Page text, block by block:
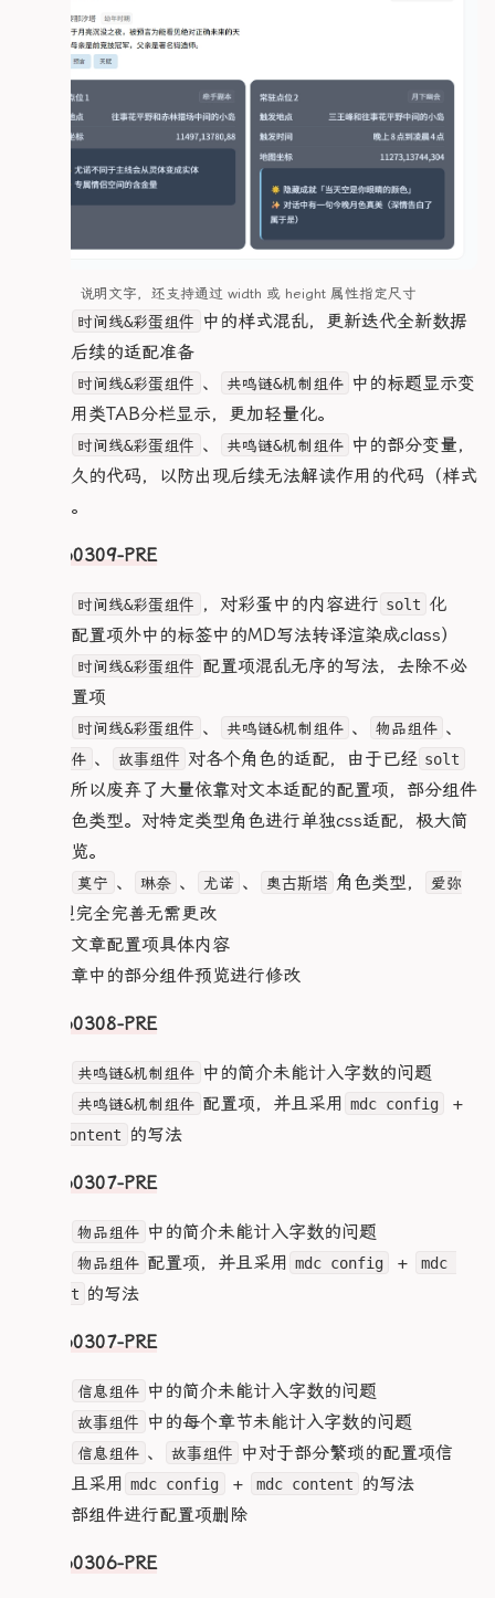
  .info-grid {
grid-template-columns: repeat(3, 1fr)
    gap: 0.2rem;
    font-size: 0.8rem;
  }
  .info-item {
    gap: 0.1rem;
    .info-label,
      font-size: 0.75rem;
  }
  .status-card {
    padding: 8px;
    border-radius: 5px;
    .status-header {
      gap: 6px;
      margin-bottom: 4px;
    }
      font-size: 0.8rem;
      line-height: 1.4;
  }
}
        .cardImage {
          max-width: 150px;
          height: auto;
        }
        .cardTitle {
          font-size: 20px;
        }
        .cardSubInfo {
          font-size: 15px;
      }
      .cardRight {
        width: 100%;
        .cardDesc, .cardYouLai {
        }
        }
        .cardSkills {
            padding: 8px;
              font-size: 14px;
            }
            .skillDesc {
              font-size: 12px;
            }
          }
        }
    }
  }
}
/* 超小屏幕优化 */
  .infoCard {
      .cardLeft .cardImage {
        max-width: 150px;
      }
      .cardRight {
          padding: 6px;
      }
  }
}
      background: #4aa5ff33;
      border: 1px solid #4aa5ff;
      border-radius: 50%;
      display: flex;
      align-items: center;
      justify-content: center;
      font-weight: 700;
      transition: all .3s;
    }
  gap: .5rem;
  .heroEaster {
    border: 1px dashed var(--color-tide-light);
    border-radius: 12px;
    padding: 1rem;
    flex-direction: column;
    display: flex;
    gap: 0.5rem;
    .easterHeader {
      justify-content: space-between;
      flex-direction: column;
      gap: 0.5rem;
    }
    .easterDetailCard.item-1#content-1,
    .easterDetailCard.item-2#content-1,
    .easterDetailCard.item-2#content-2 {
      margin-bottom: 0.25rem;
      padding-bottom: 0.25rem;
border-bottom: 1px solid rgba(127, 211,
    }
    .easterP {
border: 1px dashed var(--color-tide-
      padding: 0.5rem;
      border-radius: 0.5rem;
  }
}
  .heroResonMechaNav {
    width: 100%; /* 导航占满宽度 */
    flex-direction: column;
    padding: 0.5rem; /* 减少内边距 */
    gap: 8px;
    .heroResonMechaNavItem {
      width: 100%; /* 导航项宽度自适应 */
      height: 44px; /* 增大点击区域 */
      font-size: 0.875rem; /* 字体放大 */
      border-radius: 6px; /* 圆角微调 */
    }
  .heroResonMechaList {
    margin: 0; /* 移除上下冗余边距 */
    padding: 0.5rem; /* 内边距缩小 */
    &::-webkit-scrollbar {
      width: 0;
      background: transparent;
    -ms-overflow-style: none;
    .heroResonMechaCard#Mecha {
      margin-bottom: 0.75rem; /* 卡片间距缩小 */
    }
    .heroMechaContent {
      font-size: 0.875rem; /* 整体字体缩小 */
      p {
        padding: 8px 0; /* 行间距缩小 */
border-bottom: 1px dashed rgba(255,
        font-size: 0.75rem; /* 行内字体再缩小 */
      }
    }
  }
}
</style>
}
@keyframes core-pulse-b7066fb5 {
  0% {
box-shadow: 0 0 5px var(--pink-core), 0 0
  }
  50% {
box-shadow: 0 0 15px var(--pink-core), 0
  to {
box-shadow: 0 0 5px var(--pink-core), 0 0
  0% {
    filter: hue-rotate(0deg)
  }
  to {
  }
}
  to {
    opacity: 1;
@keyframes glitch-anim-b7066fb5 {
    clip: rect(31px, 9999px, 94px, 0)
  5% {
    clip: rect(70px, 9999px, 71px, 0)
  }
  10% {
    clip: rect(29px, 9999px, 83px, 0)
  15% {
    clip: rect(16px, 9999px, 91px, 0)
  }
  20% {
    clip: rect(2px, 9999px, 36px, 0)
  }
  25% {
    clip: rect(27px, 9999px, 9px, 0)
  }
  30% {
    clip: rect(9px, 9999px, 53px, 0)
  35% {
  }
  40% {
    clip: rect(74px, 9999px, 61px, 0)
  }
  45% {
  }
    clip: rect(74px, 9999px, 55px, 0)
  55% {
    clip: rect(38px, 9999px, 48px, 0)
  60% {
  65% {
    clip: rect(35px, 9999px, 23px, 0)
  70% {
    clip: rect(41px, 9999px, 46px, 0)
  }
  75% {
  }
说明文字，还支持通过 width 或 height 属性指定尺寸
时间线&彩蛋组件
中的样式混乱，更新迭代全新数据
表，为后续的适配准备
时间线&彩蛋组件 、 共鸣链&机制组件 中的标题显示变
量，采用类TAB分栏显示，更加轻量化。
时间线&彩蛋组件 、 共鸣链&机制组件 中的部分变量，
清除过久的代码，以防出现后续无法解读作用的代码（样式
保留）。
V20260309-PRE
时间线&彩蛋组件 ，对彩蛋中的内容进行 solt 化
（即在配置项外中的标签中的MD写法转译渲染成class）
时间线&彩蛋组件 配置项混乱无序的写法，去除不必
要的配置项
时间线&彩蛋组件 、 共鸣链&机制组件 、 物品组件 、
信息组件 、 故事组件 对各个角色的适配，由于已经 solt
文本化所以废弃了大量依靠对文本适配的配置项，部分组件
保留角色类型。对特定类型角色进行单独css适配，极大简
洁化浏览。
莫宁 、 琳奈 、 尤诺 、 奥古斯塔 角色类型，
爱弥
类型完全完善无需更改
5.优化文章配置项具体内容
6.对文章中的部分组件预览进行修改
V20260308-PRE
共鸣链&机制组件 中的简介未能计入字数的问题
共鸣链&机制组件 配置项，并且采用 mdc config +
mdc content 的写法
V20260307-PRE
物品组件 中的简介未能计入字数的问题
物品组件 配置项，并且采用 mdc config +
mdc
content 的写法
V20260307-PRE
信息组件 中的简介未能计入字数的问题
故事组件
中的每个章节未能计入字数的问题
信息组件 、 故事组件
中对于部分繁琐的配置项信
息，并且采用 mdc config + mdc content
的写法
4.对全部组件进行配置项删除
V20260306-PRE